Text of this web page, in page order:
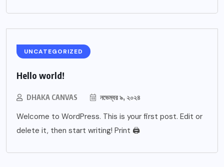
UNCATEGORIZED
Hello world!
DHAKA CANVAS নভেম্বর ৯, ২০২৪
Welcome to WordPress. This is your first post. Edit or
delete it, then start writing! Print 🖨